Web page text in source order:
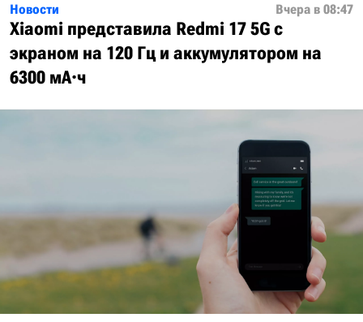
Новости Вчера в 08:47
Xiaomi представила Redmi 17 5G с
экраном на 120 Гц и аккумулятором на
6300 мА·ч